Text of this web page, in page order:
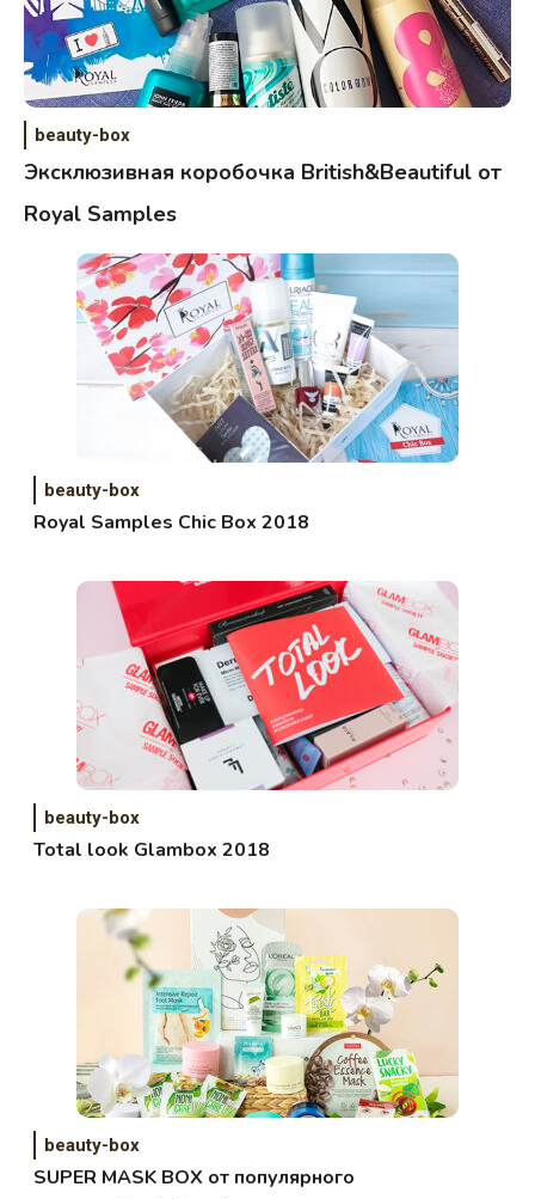
beauty-box
Эксклюзивная коробочка British&Beautiful от
Royal Samples
beauty-box
Royal Samples Chic Box 2018
beauty-box
Total look Glambox 2018
beauty-box
SUPER MASK BOX от популярного